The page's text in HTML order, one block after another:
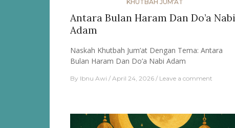
KHUTBAH JUM'AT
Antara Bulan Haram Dan Do’a Nabi
Adam
Naskah Khutbah Jum’at Dengan Tema: Antara
Bulan Haram Dan Do’a Nabi Adam
By Ibnu Awi April 24, 2026 Leave a comment